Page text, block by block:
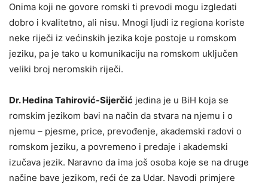
Onima koji ne govore romski ti prevodi mogu izgledati
dobro i kvalitetno, ali nisu. Mnogi ljudi iz regiona koriste
neke riječi iz većinskih jezika koje postoje u romskom
jeziku, pa je tako u komunikaciju na romskom uključen
veliki broj neromskih riječi.
Dr. Hedina Tahirović-Sijerčić jedina je u BiH koja se
romskim jezikom bavi na način da stvara na njemu i o
njemu – pjesme, price, prevođenje, akademski radovi o
romskom jeziku, a povremeno i predaje i akademski
izučava jezik. Naravno da ima još osoba koje se na druge
načine bave jezikom, reći će za Udar. Navodi primjere